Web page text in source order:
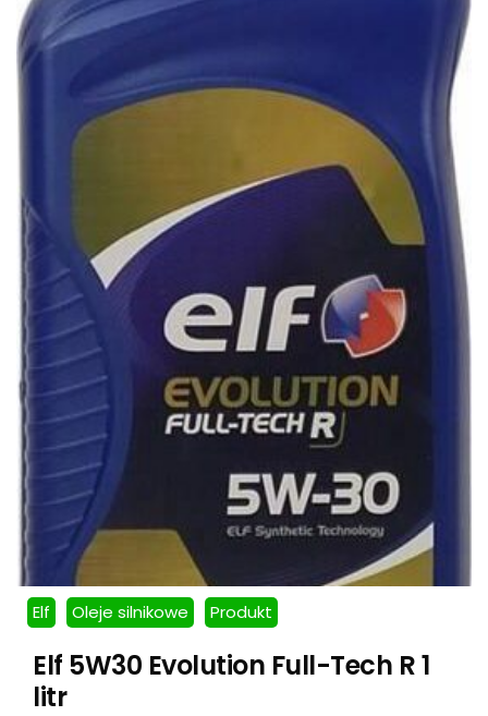
Elf Oleje silnikowe Produkt
Elf 5W30 Evolution Full-Tech R 1
litr